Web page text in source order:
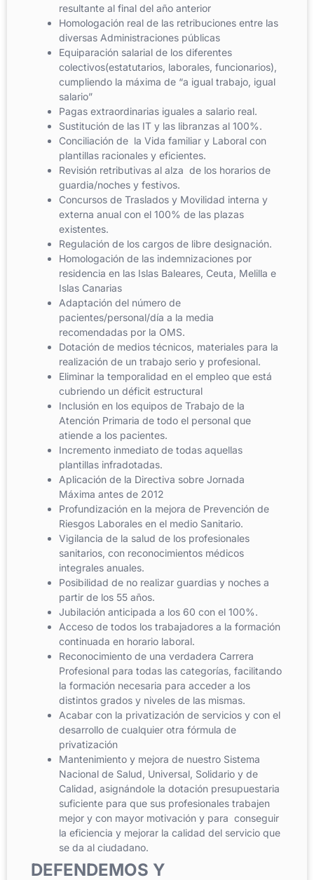
resultante al final del año anterior
Homologación real de las retribuciones entre las
diversas Administraciones públicas
Equiparación salarial de los diferentes
colectivos(estatutarios, laborales, funcionarios),
cumpliendo la máxima de “a igual trabajo, igual
salario”
Pagas extraordinarias iguales a salario real.
Sustitución de las IT y las libranzas al 100%.
Conciliación de la Vida familiar y Laboral con
plantillas racionales y eficientes.
Revisión retributivas al alza de los horarios de
guardia/noches y festivos.
Concursos de Traslados y Movilidad interna y
externa anual con el 100% de las plazas
existentes.
Regulación de los cargos de libre designación.
Homologación de las indemnizaciones por
residencia en las Islas Baleares, Ceuta, Melilla e
Islas Canarias
Adaptación del número de
pacientes/personal/día a la media
recomendadas por la OMS.
Dotación de medios técnicos, materiales para la
realización de un trabajo serio y profesional.
Eliminar la temporalidad en el empleo que está
cubriendo un déficit estructural
Inclusión en los equipos de Trabajo de la
Atención Primaria de todo el personal que
atiende a los pacientes.
Incremento inmediato de todas aquellas
plantillas infradotadas.
Aplicación de la Directiva sobre Jornada
Máxima antes de 2012
Profundización en la mejora de Prevención de
Riesgos Laborales en el medio Sanitario.
Vigilancia de la salud de los profesionales
sanitarios, con reconocimientos médicos
integrales anuales.
Posibilidad de no realizar guardias y noches a
partir de los 55 años.
Jubilación anticipada a los 60 con el 100%.
Acceso de todos los trabajadores a la formación
continuada en horario laboral.
Reconocimiento de una verdadera Carrera
Profesional para todas las categorías, facilitando
la formación necesaria para acceder a los
distintos grados y niveles de las mismas.
Acabar con la privatización de servicios y con el
desarrollo de cualquier otra fórmula de
privatización
Mantenimiento y mejora de nuestro Sistema
Nacional de Salud, Universal, Solidario y de
Calidad, asignándole la dotación presupuestaria
suficiente para que sus profesionales trabajen
mejor y con mayor motivación y para conseguir
la eficiencia y mejorar la calidad del servicio que
se da al ciudadano.
DEFENDEMOS Y